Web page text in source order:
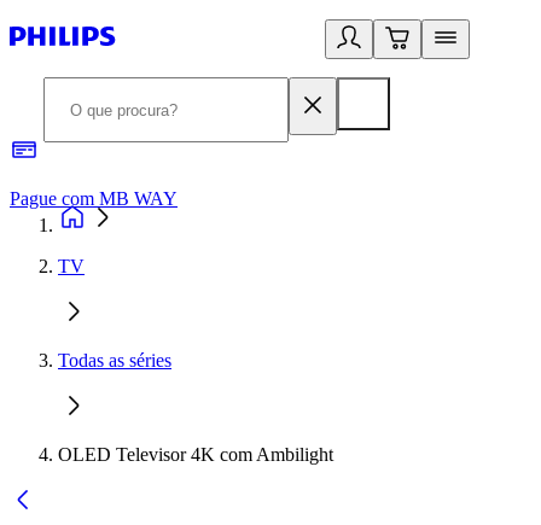
Pague com MB WAY
TV
Todas as séries
OLED Televisor 4K com Ambilight